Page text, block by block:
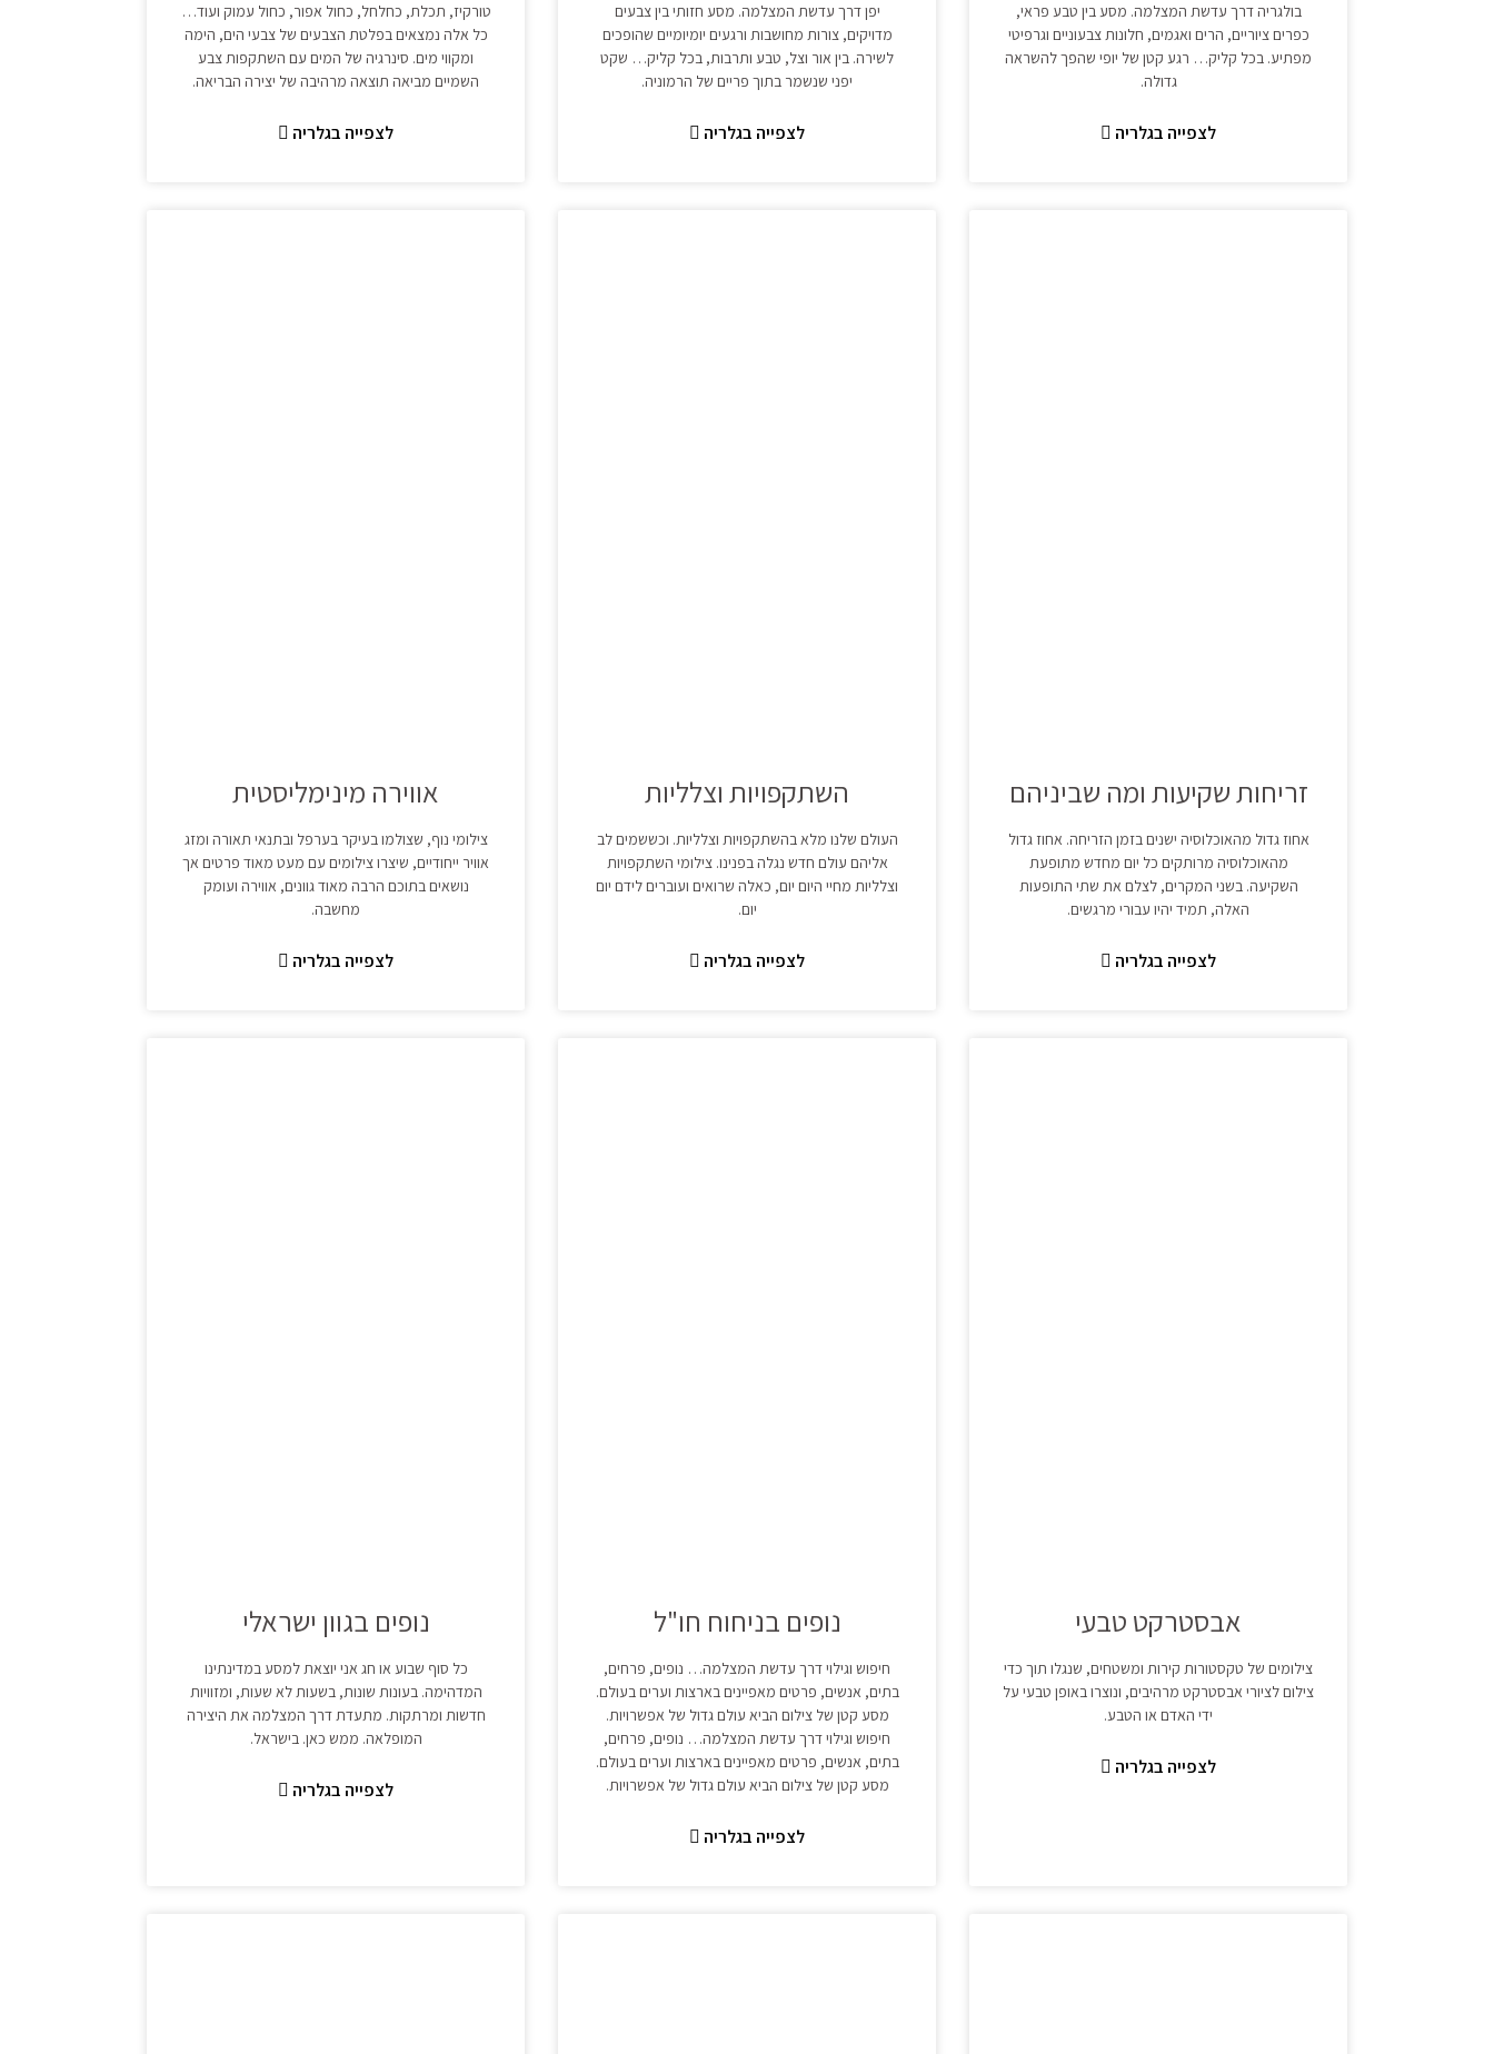
בולגריה דרך עדשת המצלמה. מסע בין טבע פראי,
כפרים ציוריים, הרים ואגמים, חלונות צבעוניים וגרפיטי
מפתיע. בכל קליק… רגע קטן של יופי שהפך להשראה
גדולה.
לצפייה בגלריה
יפן דרך עדשת המצלמה. מסע חזותי בין צבעים
מדויקים, צורות מחושבות ורגעים יומיומיים שהופכים
לשירה. בין אור וצל, טבע ותרבות, בכל קליק… שקט
יפני שנשמר בתוך פריים של הרמוניה.
לצפייה בגלריה
טורקיז, תכלת, כחלחל, כחול אפור, כחול עמוק ועוד…
כל אלה נמצאים בפלטת הצבעים של צבעי הים, הימה
ומקווי מים. סינרגיה של המים עם השתקפות צבע
השמיים מביאה תוצאה מרהיבה של יצירה הבריאה.
לצפייה בגלריה
זריחות שקיעות ומה שביניהם
אחוז גדול מהאוכלוסיה ישנים בזמן הזריחה. אחוז גדול
מהאוכלוסיה מרותקים כל יום מחדש מתופעת
השקיעה. בשני המקרים, לצלם את שתי התופעות
האלה, תמיד יהיו עבורי מרגשים.
לצפייה בגלריה
השתקפויות וצלליות
העולם שלנו מלא בהשתקפויות וצלליות. וכששמים לב
אליהם עולם חדש נגלה בפנינו. צילומי השתקפויות
וצלליות מחיי היום יום, כאלה שרואים ועוברים לידם יום
יום.
לצפייה בגלריה
אווירה מינימליסטית
צילומי נוף, שצולמו בעיקר בערפל ובתנאי תאורה ומזג
אוויר ייחודיים, שיצרו צילומים עם מעט מאוד פרטים אך
נושאים בתוכם הרבה מאוד גוונים, אווירה ועומק
מחשבה.
לצפייה בגלריה
אבסטרקט טבעי
צילומים של טקסטורות קירות ומשטחים, שנגלו תוך כדי
צילום לציורי אבסטרקט מרהיבים, ונוצרו באופן טבעי על
ידי האדם או הטבע.
לצפייה בגלריה
נופים בניחוח חו"ל
חיפוש וגילוי דרך עדשת המצלמה… נופים, פרחים,
בתים, אנשים, פרטים מאפיינים בארצות וערים בעולם.
מסע קטן של צילום הביא עולם גדול של אפשרויות.
חיפוש וגילוי דרך עדשת המצלמה… נופים, פרחים,
בתים, אנשים, פרטים מאפיינים בארצות וערים בעולם.
מסע קטן של צילום הביא עולם גדול של אפשרויות.
לצפייה בגלריה
נופים בגוון ישראלי
כל סוף שבוע או חג אני יוצאת למסע במדינתינו
המדהימה. בעונות שונות, בשעות לא שעות, ומזוויות
חדשות ומרתקות. מתעדת דרך המצלמה את היצירה
המופלאה. ממש כאן. בישראל.
לצפייה בגלריה